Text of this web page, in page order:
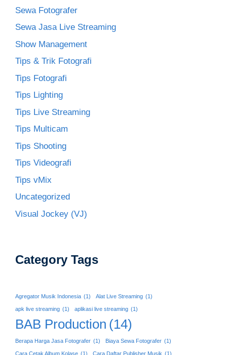
Sewa Fotografer
Sewa Jasa Live Streaming
Show Management
Tips & Trik Fotografi
Tips Fotografi
Tips Lighting
Tips Live Streaming
Tips Multicam
Tips Shooting
Tips Videografi
Tips vMix
Uncategorized
Visual Jockey (VJ)
Category Tags
Agregator Musik Indonesia (1) Alat Live Streaming (1)
apk live streaming (1) aplikasi live streaming (1)
BAB Production (14)
Berapa Harga Jasa Fotografer (1) Biaya Sewa Fotografer (1)
Cara Cetak Album Kolase (1) Cara Daftar Publisher Musik (1)